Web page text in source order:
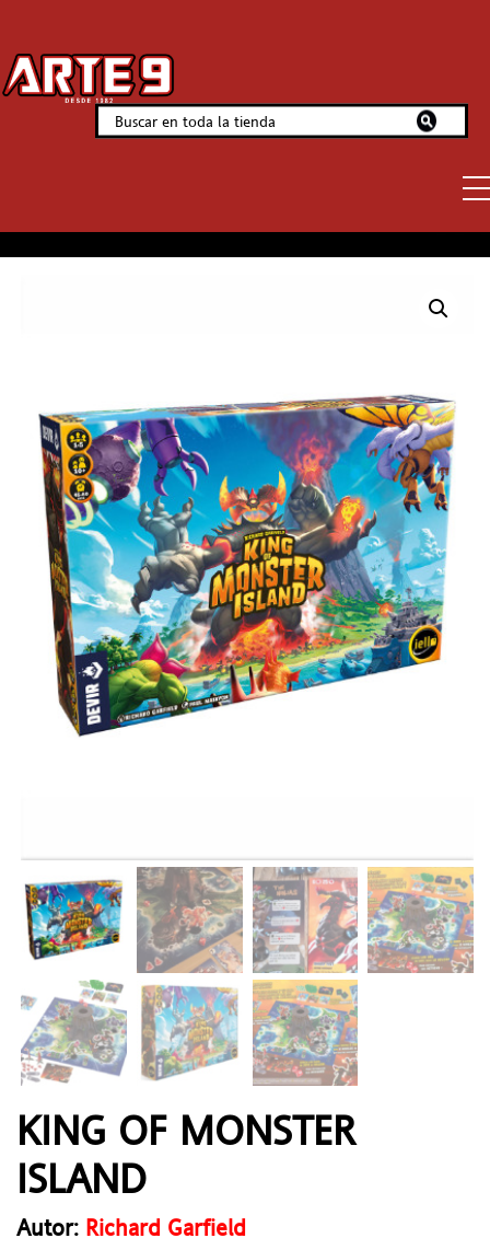
KING OF MONSTER
ISLAND
Autor: Richard Garfield